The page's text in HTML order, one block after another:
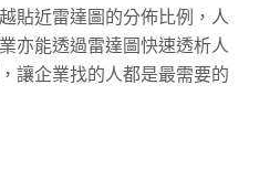
貼近雷達圖的分佈比例，人
亦能透過雷達圖快速透析人
讓企業找的人都是最需要的